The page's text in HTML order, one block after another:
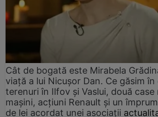
Cât de bogată este Mirabela
viață a lui Nicușor Dan. Ce găsim
terenuri în Ilfov și Vaslui, două
mașini, acțiuni Renault și un
de lei acordat unei asociații